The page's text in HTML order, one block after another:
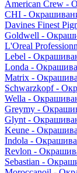
American Crew -
CHI -
Davines Finest
Goldwell -
L'Oreal
Lebel -
Londa -
Matrix -
Schwarzkopf -
Wella -
Greymy -
Glynt -
Keune -
Indola -
Revlon -
Sebastian -